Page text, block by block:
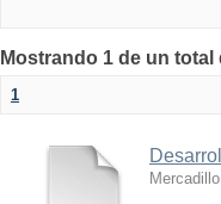
Mostrando 1 de un
1